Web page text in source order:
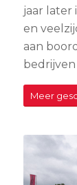
jaar later
en
aan
Meer